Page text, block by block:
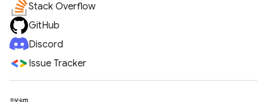
Stack Overflow
GitHub
Discord
Issue Tracker